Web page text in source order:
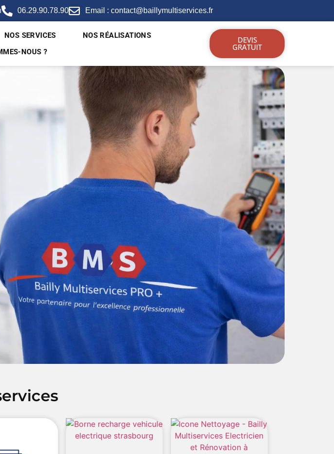
06.29.90.78.90 Email : contact@baillymultiservices.fr
NOS SERVICES
NOS RÉALISATIONS
NOUS ?
DEVIS
GRATUIT